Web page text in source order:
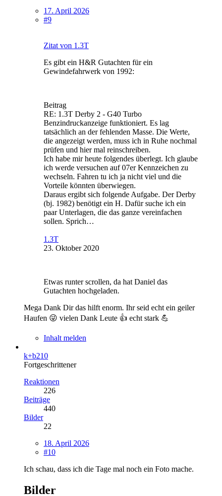
17. April 2026
#9
Zitat von 1.3T
Es gibt ein H&R Gutachten für ein
Gewindefahrwerk von 1992:
Beitrag
RE: 1.3T Derby 2 - G40 Turbo
Benzindruckanzeige funktioniert. Es lag
tatsächlich an der fehlenden Masse. Die Werte,
die angezeigt werden, muss ich in Ruhe nochmal
prüfen und hier mal reinschreiben.
Ich habe mir heute folgendes überlegt. Ich glaube
ich werde versuchen auf 07er Kennzeichen zu
wechseln. Fahren tu ich ja nicht viel und die
Vorteile könnten überwiegen.
Daraus ergibt sich folgende Aufgabe. Der Derby
(bj. 1982) benötigt ein H. Dafür suche ich ein
paar Unterlagen, die das ganze vereinfachen
sollen. Sprich…
1.3T
23. Oktober 2020
Etwas runter scrollen, da hat Daniel das
Gutachten hochgeladen.
Mega Dank Dir das hilft enorm. Ihr seid echt ein geiler
Haufen 😜 vielen Dank Leute 👍 echt stark 💪
Inhalt melden
k+b210
Fortgeschrittener
Reaktionen
226
Beiträge
440
Bilder
22
18. April 2026
#10
Ich schau, dass ich die Tage mal noch ein Foto mache.
Bilder